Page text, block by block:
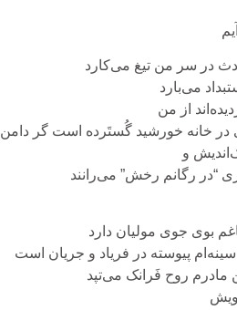
در سر من تیغ می‌کارد
می‌بارد
از من
در خانه خورشید گُستَرده است گر دامن
و
“در رگانم رخش” می‌رانند
بوی جوی مولیان دارد
پیوسته در فریاد و جریان است
مادرم روح فَرانک می‌تپد